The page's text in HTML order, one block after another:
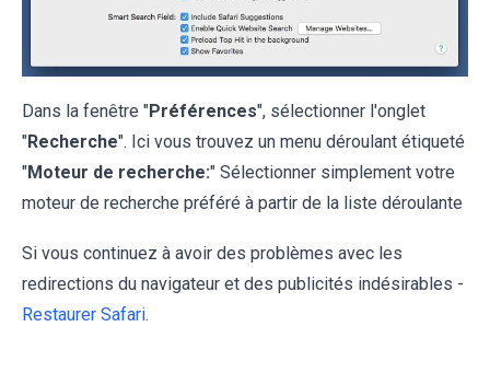
Dans la fenêtre "Préférences", sélectionner l'onglet
"Recherche". Ici vous trouvez un menu déroulant étiqueté
"Moteur de recherche:" Sélectionner simplement votre
moteur de recherche préféré à partir de la liste déroulante
Si vous continuez à avoir des problèmes avec les
redirections du navigateur et des publicités indésirables -
Restaurer Safari.